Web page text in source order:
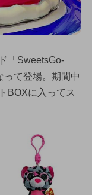
「SweetsGo-
って登場。期間中
BOXに入ってス